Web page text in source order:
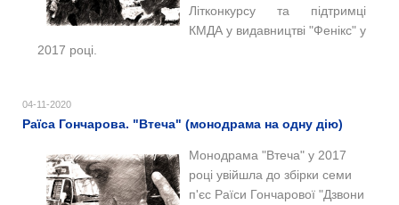
Літконкурсу та підтримці
КМДА у видавництві "Фенікс" у
2017 році.
04-11-2020
Раїса Гончарова. "Втеча" (монодрама на одну дію)
Монодрама "Втеча" у 2017
році увійшла до збірки семи
п'єс Раїси Гончарової "Дзвони